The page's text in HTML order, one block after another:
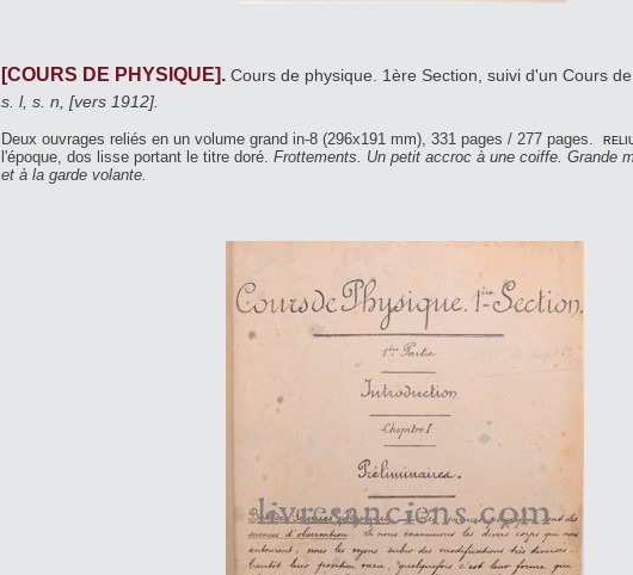
[COURS DE PHYSIQUE]. Cours de physique. 1ère Section, suivi d'un Cours
s. l, s. n, [vers 1912].
Deux ouvrages reliés en un volume grand in-8 (296x191 mm), 331 pages / 277 pages.
l'époque, dos lisse portant le titre doré. Frottements. Un petit accroc à une coiffe. Grande
et à la garde volante.